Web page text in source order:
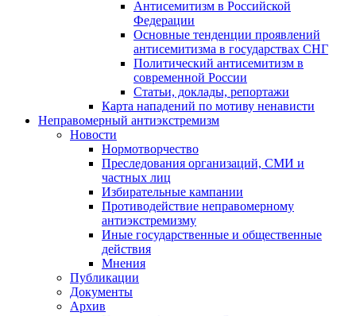
Антисемитизм в Российской
Федерации
Основные тенденции проявлений
антисемитизма в государствах СНГ
Политический антисемитизм в
современной России
Статьи, доклады, репортажи
Карта нападений по мотиву ненависти
Неправомерный антиэкстремизм
Новости
Нормотворчество
Преследования организаций, СМИ и
частных лиц
Избирательные кампании
Противодействие неправомерному
антиэкстремизму
Иные государственные и общественные
действия
Мнения
Публикации
Документы
Архив